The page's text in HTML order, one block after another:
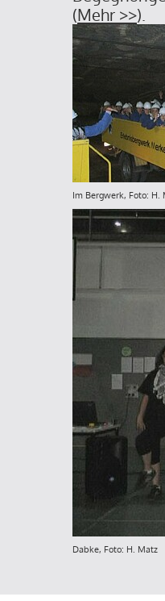
(Mehr >>).
Im Bergwerk, Foto: H.
Dabke, Foto: H. Matz